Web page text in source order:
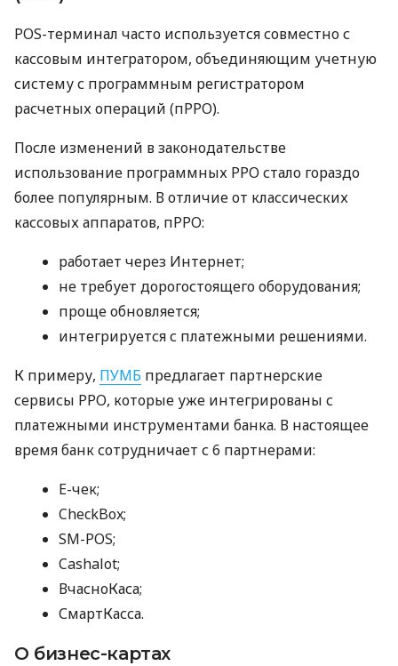
POS-терминал часто используется совместно с
кассовым интегратором, объединяющим учетную
систему с программным регистратором
расчетных операций (пРРО).
После изменений в законодательстве
использование программных РРО стало гораздо
более популярным. В отличие от классических
кассовых аппаратов, пРРО:
работает через Интернет;
не требует дорогостоящего оборудования;
проще обновляется;
интегрируется с платежными решениями.
К примеру, ПУМБ предлагает партнерские
сервисы РРО, которые уже интегрированы с
платежными инструментами банка. В настоящее
время банк сотрудничает с 6 партнерами:
E-чек;
CheckBox;
SM-POS;
Cashalot;
ВчасноКаса;
СмартКасса.
О бизнес-картах